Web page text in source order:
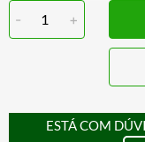
- 1 +
ESTÁ COM